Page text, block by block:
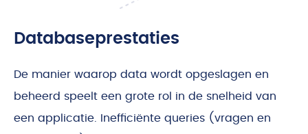
Databaseprestaties
De manier waarop data wordt opgeslagen en
beheerd speelt een grote rol in de snelheid van
een applicatie. Inefficiënte queries (vragen en